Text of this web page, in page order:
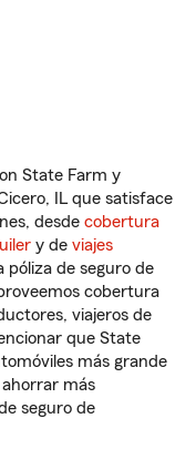
State Farm y
IL que satisface
desde cobertura
y de viajes
póliza de seguro de
cobertura
viajeros de
que State
más grande
ahorrar más
seguro de